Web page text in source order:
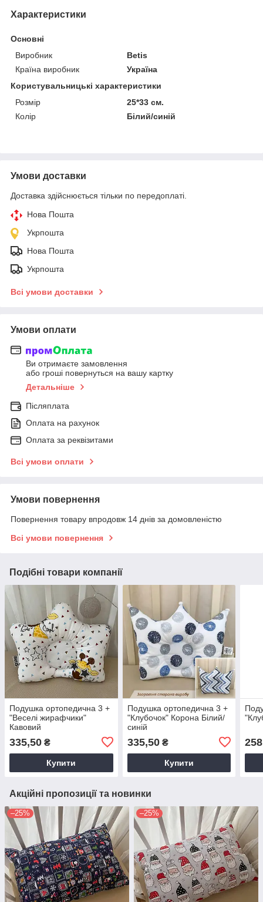
Характеристики
Основні
Виробник
Betis
Країна виробник
Україна
Користувальницькі характеристики
Розмір
25*33 см.
Колір
Білий/синій
Умови доставки
Доставка здійснюється тільки по передоплаті.
Нова Пошта
Укрпошта
Нова Пошта
Укрпошта
Всі умови доставки
Умови оплати
Ви отримаєте замовлення
або гроші повернуться на вашу картку
Детальніше
Післяплата
Оплата на рахунок
Оплата за реквізитами
Всі умови оплати
Умови повернення
Повернення товару впродовж 14 днів за домовленістю
Всі умови повернення
Подібні товари компанії
Подушка ортопедична 3 +
"Веселі жирафчики"
Кавовий
аеропух арт.91450044
25*33 см.(р)
335,50 ₴
Купити
Подушка ортопедична 3 +
"Клубочок" Корона Білий/
синій
аеропух арт.27689241
25*33 см.(р)
335,50₴
Купити
Акційні пропозиції та новинки
–25% –25%